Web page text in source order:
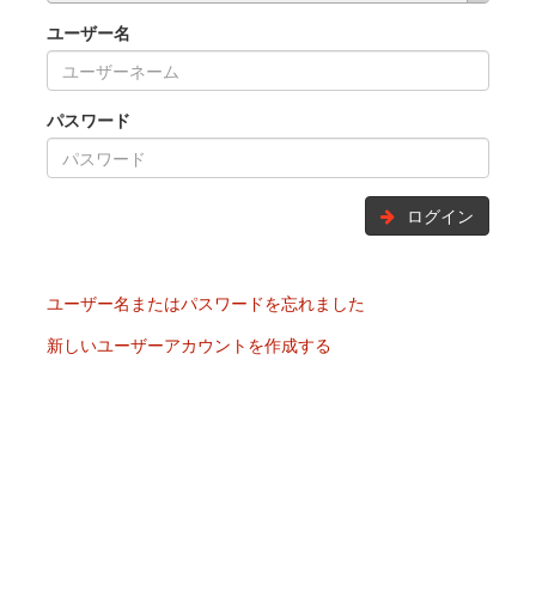
ユーザー名
パスワード
ログイン
ユーザー名またはパスワードを忘れました
新しいユーザーアカウントを作成する